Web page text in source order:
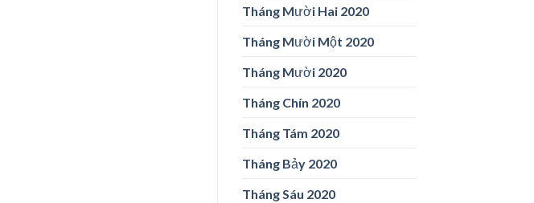
Tháng Mười Hai 2020
Tháng Mười Một 2020
Tháng Mười 2020
Tháng Chín 2020
Tháng Tám 2020
Tháng Bảy 2020
Tháng Sáu 2020